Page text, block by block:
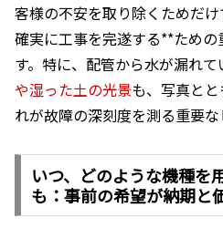
客様の不安を取り除くためだ
確実に工事を完遂する**ため
す。特に、配管から水が漏れ
や湿った土の光景も、写真と
れが故障の深刻度を測る重要な
いつ、どのような機種
も：事前の希望が納期と